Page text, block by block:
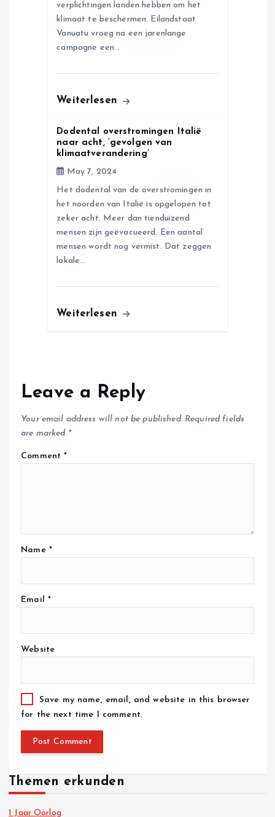
verplichtingen landen hebben om het
klimaat te beschermen. Eilandstaat
Vanuatu vroeg na een jarenlange
campagne een…
Weiterlesen
Dodental overstromingen Italië
naar acht, ‘gevolgen van
klimaatverandering’
May 7, 2024
Het dodental van de overstromingen in
het noorden van Italië is opgelopen tot
zeker acht. Meer dan tienduizend
mensen zijn geëvacueerd. Een aantal
mensen wordt nog vermist. Dat zeggen
lokale…
Weiterlesen
Leave a Reply
Your email address will not be published. Required fields
are marked *
Comment*
Name *
Email *
Website
Save my name, email, and website in this browser
for the next time I comment.
Themen erkunden
1 Jaar Oorlog